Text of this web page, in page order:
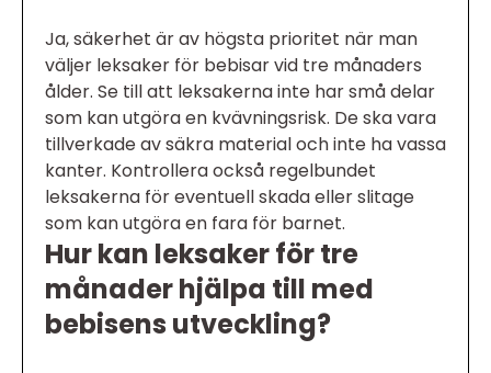
Ja, säkerhet är av högsta prioritet när man
väljer leksaker för bebisar vid tre månaders
ålder. Se till att leksakerna inte har små delar
som kan utgöra en kvävningsrisk. De ska vara
tillverkade av säkra material och inte ha vassa
kanter. Kontrollera också regelbundet
leksakerna för eventuell skada eller slitage
som kan utgöra en fara för barnet.
Hur kan leksaker för tre
månader hjälpa till med
bebisens utveckling?